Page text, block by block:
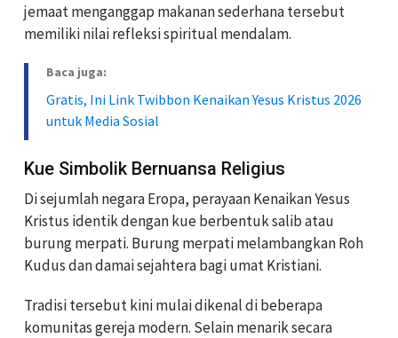
jemaat menganggap makanan sederhana tersebut
memiliki nilai refleksi spiritual mendalam.
Baca juga:
Gratis, Ini Link Twibbon Kenaikan Yesus Kristus 2026
untuk Media Sosial
Kue Simbolik Bernuansa Religius
Di sejumlah negara Eropa, perayaan Kenaikan Yesus
Kristus identik dengan kue berbentuk salib atau
burung merpati. Burung merpati melambangkan Roh
Kudus dan damai sejahtera bagi umat Kristiani.
Tradisi tersebut kini mulai dikenal di beberapa
komunitas gereja modern. Selain menarik secara